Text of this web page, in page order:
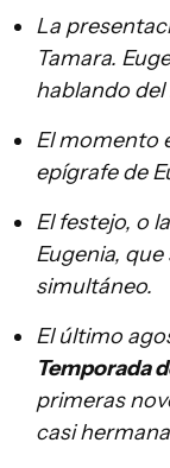
La
Tamara.
hablando del
El momento
epígrafe de
El festejo, o
Eugenia,
simultáneo.
El último
Temporada
primeras
casi